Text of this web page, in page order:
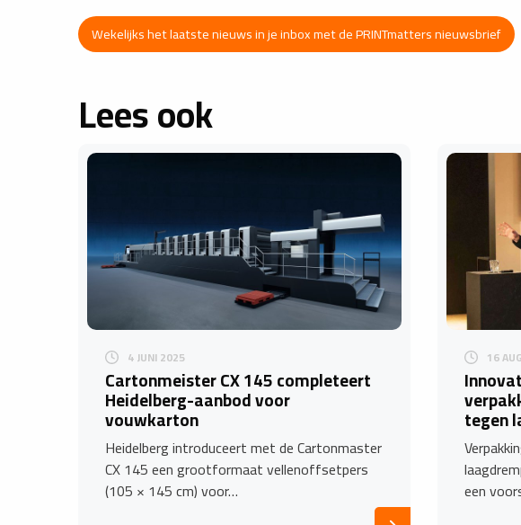
Wekelijks het laatste nieuws in je inbox met de PRINTmatters nieuwsbrief
Lees ook
4 JUNI 2025
Cartonmeister CX 145 completeert
Heidelberg-aanbod voor
vouwkarton
Heidelberg introduceert met de Cartonmaster
CX 145 een grootformaat vellenoffsetpers
(105 × 145 cm) voor…
16
tegen
een